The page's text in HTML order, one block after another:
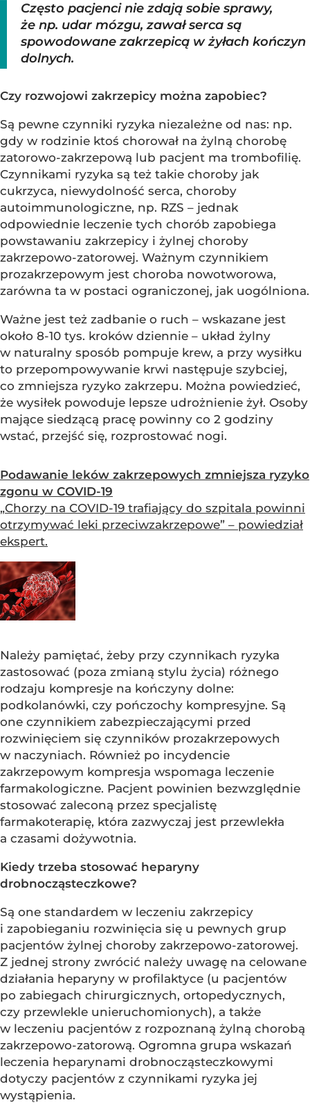
Często pacjenci nie zdają sobie sprawy,
że np. udar mózgu, zawał serca są
spowodowane zakrzepicą w żyłach kończyn
dolnych.
Czy rozwojowi zakrzepicy można zapobiec?
Są pewne czynniki ryzyka niezależne od nas: np.
gdy w rodzinie ktoś chorował na żylną chorobę
zatorowo-zakrzepową lub pacjent ma trombofilię.
Czynnikami ryzyka są też takie choroby jak
cukrzyca, niewydolność serca, choroby
autoimmunologiczne, np. RZS – jednak
odpowiednie leczenie tych chorób zapobiega
powstawaniu zakrzepicy i żylnej choroby
zakrzepowo-zatorowej. Ważnym czynnikiem
prozakrzepowym jest choroba nowotworowa,
zarówna ta w postaci ograniczonej, jak uogólniona.
Ważne jest też zadbanie o ruch – wskazane jest
około 8-10 tys. kroków dziennie – układ żylny
w naturalny sposób pompuje krew, a przy wysiłku
to przepompowywanie krwi następuje szybciej,
co zmniejsza ryzyko zakrzepu. Można powiedzieć,
że wysiłek powoduje lepsze udrożnienie żył. Osoby
mające siedzącą pracę powinny co 2 godziny
wstać, przejść się, rozprostować nogi.
Podawanie leków zakrzepowych zmniejsza ryzyko
zgonu w COVID-19
„Chorzy na COVID-19 trafiający do szpitala powinni
otrzymywać leki przeciwzakrzepowe” – powiedział
ekspert.
Należy pamiętać, żeby przy czynnikach ryzyka
zastosować (poza zmianą stylu życia) różnego
rodzaju kompresje na kończyny dolne:
podkolanówki, czy pończochy kompresyjne. Są
one czynnikiem zabezpieczającymi przed
rozwinięciem się czynników prozakrzepowych
w naczyniach. Również po incydencie
zakrzepowym kompresja wspomaga leczenie
farmakologiczne. Pacjent powinien bezwzględnie
stosować zaleconą przez specjalistę
farmakoterapię, która zazwyczaj jest przewlekła
a czasami dożywotnia.
Kiedy trzeba stosować heparyny
drobnocząsteczkowe?
Są one standardem w leczeniu zakrzepicy
i zapobieganiu rozwinięcia się u pewnych grup
pacjentów żylnej choroby zakrzepowo-zatorowej.
Z jednej strony zwrócić należy uwagę na celowane
działania heparyny w profilaktyce (u pacjentów
po zabiegach chirurgicznych, ortopedycznych,
czy przewlekle unieruchomionych), a także
w leczeniu pacjentów z rozpoznaną żylną chorobą
zakrzepowo-zatorową. Ogromna grupa wskazań
leczenia heparynami drobnocząsteczkowymi
dotyczy pacjentów z czynnikami ryzyka jej
wystąpienia.